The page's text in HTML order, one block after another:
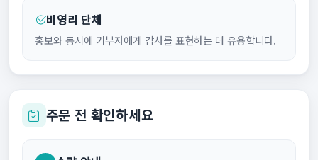
비영리 단체
홍보와 동시에 기부자에게 감사를 표현하는 데 유용합니다.
주문 전 확인하세요